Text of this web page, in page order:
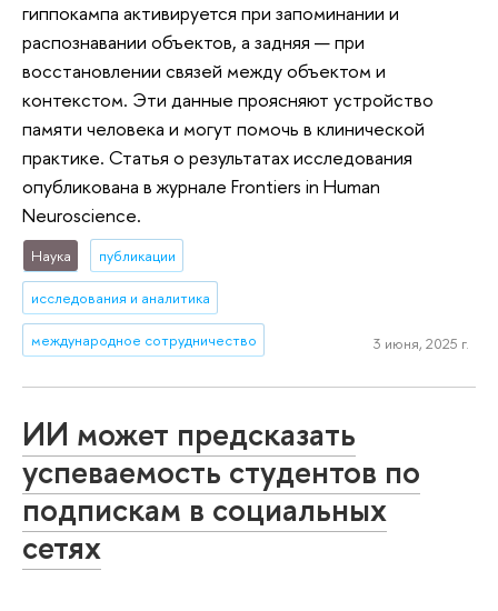
гиппокампа активируется при запоминании и
распознавании объектов, а задняя — при
восстановлении связей между объектом и
контекстом. Эти данные проясняют устройство
памяти человека и могут помочь в клинической
практике. Статья о результатах исследования
опубликована в журнале Frontiers in Human
Neuroscience.
Наука публикации
исследования и аналитика
международное сотрудничество 3 июня, 2025 г.
ИИ может предсказать
успеваемость студентов по
подпискам в социальных
сетях